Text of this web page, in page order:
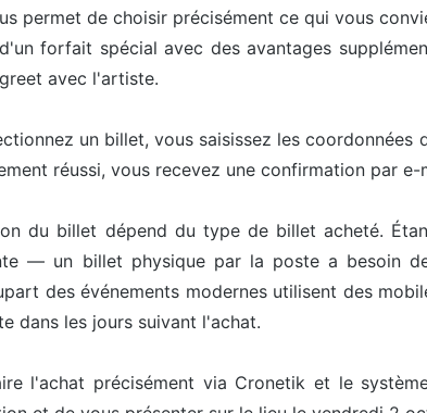
permet de choisir précisément ce qui vous
forfait spécial avec des avantages
avec l'artiste.
un billet, vous saisissez les
réussi, vous recevez une confirmation par
du billet dépend du type de billet acheté.
— un billet physique par la poste a besoin
des événements modernes utilisent des
dans les jours suivant l'achat.
l'achat précisément via Cronetik et le